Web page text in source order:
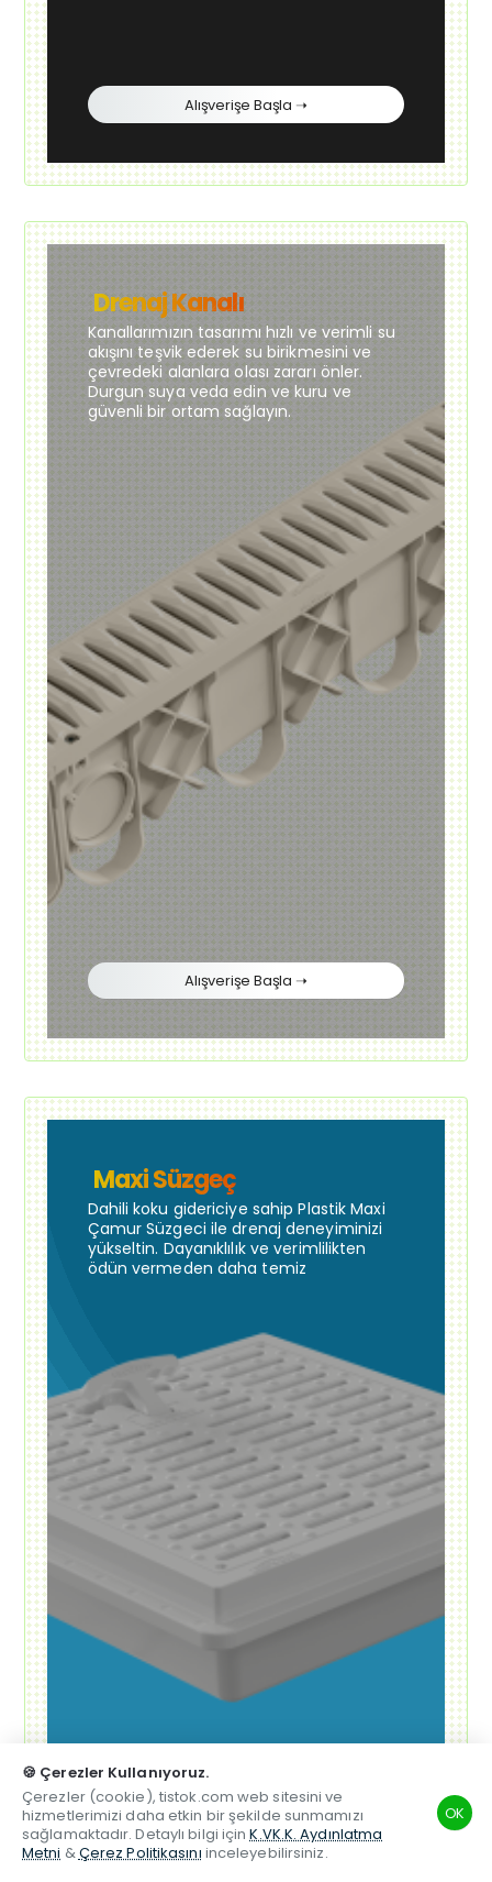
TSM Hesabım Whatsapp Telefon Beğenilen
🍪 Çerezler Kullanıyoruz.
Çerezler (cookie), tistok.com web sitesini ve
hizmetlerimizi daha etkin bir şekilde sunmamızı
sağlamaktadır. Detaylı bilgi içinK.VK.K. Aydınlatma
Metni &Çerez Politikasını inceleyebilirsiniz.
OK
Alışverişe Başla ➝
Drenaj Kanalı
Kanallarımızın tasarımı hızlı ve verimli su
akışını teşvik ederek su birikmesini ve
çevredeki alanlara olası zararı önler.
Durgun suya veda edin ve kuru ve
güvenli bir ortam sağlayın.
Alışverişe Başla ➝
Maxi Süzgeç
Dahili koku gidericiye sahip Plastik Maxi
Çamur Süzgeci ile drenaj deneyiminizi
yükseltin. Dayanıklılık ve verimlilikten
ödün vermeden daha temiz
Alışverişe Başla ➝